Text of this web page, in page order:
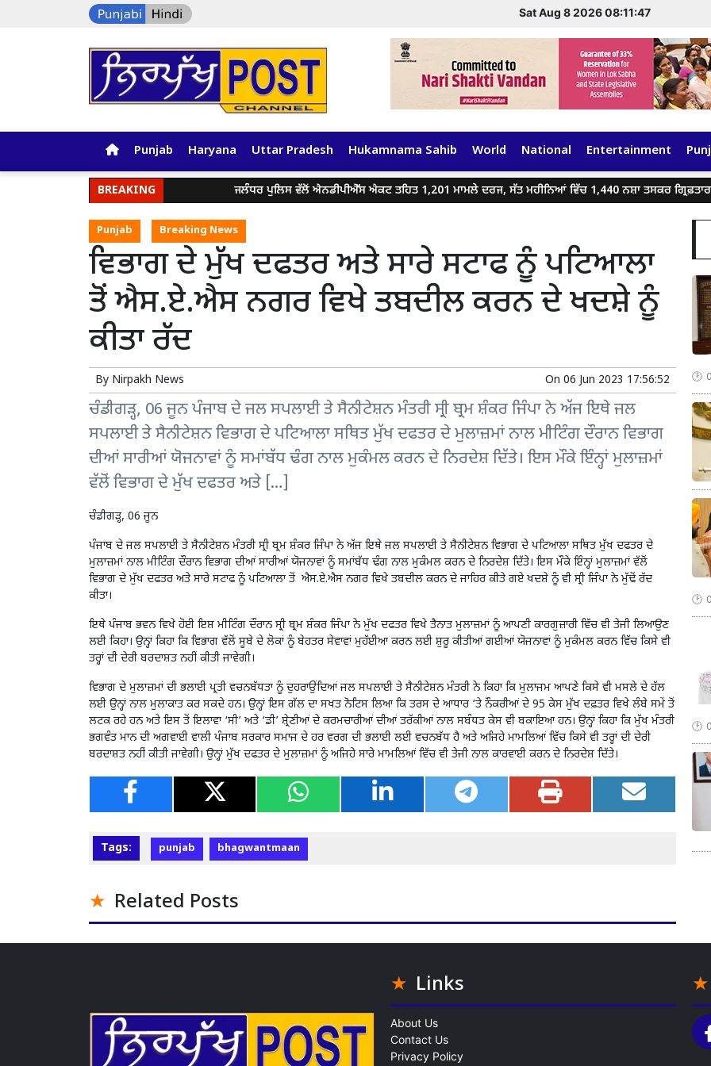
Sat Aug 8 2026 08:11:48
Punjab Haryana Uttar Pradesh Hukamnama Sahib World National Entertainment
BREAKING ਜਲੰਧਰ ਪੁਲਿਸ ਵੱਲੋਂ ਐਨਡੀਪੀਐੱਸ ਐਕਟ ਤਹਿਤ 1,201 ਮਾਮਲੇ ਦਰਜ, ਸੱਤ ਮਹੀਨਿਆਂ ਵਿੱਚ 1,440 ਨਸ਼ਾ ਤਸਕਰ ਗ੍ਰਿਫ਼ਤਾਰ
Punjab Breaking News
ਵਿਭਾਗ ਦੇ ਮੁੱਖ ਦਫਤਰ ਅਤੇ ਸਾਰੇ ਸਟਾਫ ਨੂੰ ਪਟਿਆਲਾ
ਤੋਂ ਐਸ.ਏ.ਐਸ ਨਗਰ ਵਿਖੇ ਤਬਦੀਲ ਕਰਨ ਦੇ ਖਦਸ਼ੇ ਨੂੰ
ਕੀਤਾ ਰੱਦ
By Nirpakh News On 06 Jun 2023 17:56:52
ਚੰਡੀਗੜ੍ਹ, 06 ਜੂਨ ਪੰਜਾਬ ਦੇ ਜਲ ਸਪਲਾਈ ਤੇ ਸੈਨੀਟੇਸ਼ਨ ਮੰਤਰੀ ਸ੍ਰੀ ਬ੍ਰਮ ਸ਼ੰਕਰ ਜਿੰਪਾ ਨੇ ਅੱਜ ਇਥੇ ਜਲ
ਸਪਲਾਈ ਤੇ ਸੈਨੀਟੇਸ਼ਨ ਵਿਭਾਗ ਦੇ ਪਟਿਆਲਾ ਸਥਿਤ ਮੁੱਖ ਦਫਤਰ ਦੇ ਮੁਲਾਜ਼ਮਾਂ ਨਾਲ ਮੀਟਿੰਗ ਦੌਰਾਨ ਵਿਭਾਗ
ਦੀਆਂ ਸਾਰੀਆਂ ਯੋਜਨਾਵਾਂ ਨੂੰ ਸਮਾਂਬੱਧ ਢੰਗ ਨਾਲ ਮੁਕੰਮਲ ਕਰਨ ਦੇ ਨਿਰਦੇਸ਼ ਦਿੱਤੇ। ਇਸ ਮੌਕੇ ਇੰਨ੍ਹਾਂ ਮੁਲਾਜ਼ਮਾਂ
ਵੱਲੋਂ ਵਿਭਾਗ ਦੇ ਮੁੱਖ ਦਫਤਰ ਅਤੇ […]
ਚੰਡੀਗੜ੍ਹ, 06 ਜੂਨ
ਪੰਜਾਬ ਦੇ ਜਲ ਸਪਲਾਈ ਤੇ ਸੈਨੀਟੇਸ਼ਨ ਮੰਤਰੀ ਸ੍ਰੀ ਬ੍ਰਮ ਸ਼ੰਕਰ ਜਿੰਪਾ ਨੇ ਅੱਜ ਇਥੇ ਜਲ ਸਪਲਾਈ ਤੇ ਸੈਨੀਟੇਸ਼ਨ ਵਿਭਾਗ ਦੇ ਪਟਿਆਲਾ ਸਥਿਤ ਮੁੱਖ ਦਫਤਰ ਦੇ
ਮੁਲਾਜ਼ਮਾਂ ਨਾਲ ਮੀਟਿੰਗ ਦੌਰਾਨ ਵਿਭਾਗ ਦੀਆਂ ਸਾਰੀਆਂ ਯੋਜਨਾਵਾਂ ਨੂੰ ਸਮਾਂਬੱਧ ਢੰਗ ਨਾਲ ਮੁਕੰਮਲ ਕਰਨ ਦੇ ਨਿਰਦੇਸ਼ ਦਿੱਤੇ। ਇਸ ਮੌਕੇ ਇੰਨ੍ਹਾਂ ਮੁਲਾਜ਼ਮਾਂ ਵੱਲੋਂ
ਵਿਭਾਗ ਦੇ ਮੁੱਖ ਦਫਤਰ ਅਤੇ ਸਾਰੇ ਸਟਾਫ ਨੂੰ ਪਟਿਆਲਾ ਤੋਂ ਐਸ.ਏ.ਐਸ ਨਗਰ ਵਿਖੇ ਤਬਦੀਲ ਕਰਨ ਦੇ ਜਾਹਿਰ ਕੀਤੇ ਗਏ ਖਦਸ਼ੇ ਨੂੰ ਵੀ ਸ੍ਰੀ ਜਿੰਪਾ ਨੇ ਮੁੱਢੋਂ ਰੱਦ
ਕੀਤਾ।
ਇਥੇ ਪੰਜਾਬ ਭਵਨ ਵਿਖੇ ਹੋਈ ਇਸ਼ ਮੀਟਿੰਗ ਦੌਰਾਨ ਸ੍ਰੀ ਬ੍ਰਮ ਸ਼ੰਕਰ ਜਿੰਪਾ ਨੇ ਮੁੱਖ ਦਫਤਰ ਵਿਖੇ ਤੈਨਾਤ ਮੁਲਾਜ਼ਮਾਂ ਨੂੰ ਆਪਣੀ ਕਾਰਗੁਜ਼ਾਰੀ ਵਿੱਚ ਵੀ ਤੇਜੀ ਲਿਆਉਣ
ਲਈ ਕਿਹਾ। ਉਨ੍ਹਾਂ ਕਿਹਾ ਕਿ ਵਿਭਾਗ ਵੱਲੋਂ ਸੂਬੇ ਦੇ ਲੋਕਾਂ ਨੂੰ ਬੇਹਤਰ ਸੇਵਾਵਾਂ ਮੁਹੱਈਆ ਕਰਨ ਲਈ ਸ਼ੁਰੂ ਕੀਤੀਆਂ ਗਈਆਂ ਯੋਜਨਾਵਾਂ ਨੂੰ ਮੁਕੰਮਲ ਕਰਨ ਵਿੱਚ ਕਿਸੇ ਵੀ
ਤਰ੍ਹਾਂ ਦੀ ਦੇਰੀ ਬਰਦਾਸ਼ਤ ਨਹੀਂ ਕੀਤੀ ਜਾਵੇਗੀ।
ਵਿਭਾਗ ਦੇ ਮੁਲਾਜ਼ਮਾਂ ਦੀ ਭਲਾਈ ਪ੍ਰਤੀ ਵਚਨਬੱਧਤਾ ਨੂੰ ਦੁਹਰਾਉਂਦਿਆਂ ਜਲ ਸਪਲਾਈ ਤੇ ਸੈਨੀਟੇਸ਼ਨ ਮੰਤਰੀ ਨੇ ਕਿਹਾ ਕਿ ਮੁਲਾਜਮ ਆਪਣੇ ਕਿਸੇ ਵੀ ਮਸਲੇ ਦੇ ਹੱਲ
ਲਈ ਉਨ੍ਹਾਂ ਨਾਲ ਮੁਲਾਕਾਤ ਕਰ ਸਕਦੇ ਹਨ। ਉਨ੍ਹਾਂ ਇਸ ਗੱਲ ਦਾ ਸਖਤ ਨੋਟਿਸ ਲਿਆ ਕਿ ਤਰਸ ਦੇ ਆਧਾਰ ‘ਤੇ ਨੌਕਰੀਆਂ ਦੇ 95 ਕੇਸ ਮੁੱਖ ਦਫ਼ਤਰ ਵਿਖੇ ਲੰਬੇ ਸਮੇਂ ਤੋਂ
ਲਟਕ ਰਹੇ ਹਨ ਅਤੇ ਇਸ ਤੋਂ ਇਲਾਵਾ ‘ਸੀ’ ਅਤੇ ‘ਡੀ’ ਸ਼੍ਰੇਣੀਆਂ ਦੇ ਕਰਮਚਾਰੀਆਂ ਦੀਆਂ ਤਰੱਕੀਆਂ ਨਾਲ ਸਬੰਧਤ ਕੇਸ ਵੀ ਬਕਾਇਆ ਹਨ। ਉਨ੍ਹਾਂ ਕਿਹਾ ਕਿ ਮੁੱਖ ਮੰਤਰੀ
ਭਗਵੰਤ ਮਾਨ ਦੀ ਅਗਵਾਈ ਵਾਲੀ ਪੰਜਾਬ ਸਰਕਾਰ ਸਮਾਜ ਦੇ ਹਰ ਵਰਗ ਦੀ ਭਲਾਈ ਲਈ ਵਚਨਬੱਧ ਹੈ ਅਤੇ ਅਜਿਹੇ ਮਾਮਲਿਆਂ ਵਿੱਚ ਕਿਸੇ ਵੀ ਤਰ੍ਹਾਂ ਦੀ ਦੇਰੀ
ਬਰਦਾਸ਼ਤ ਨਹੀਂ ਕੀਤੀ ਜਾਵੇਗੀ। ਉਨ੍ਹਾਂ ਮੁੱਖ ਦਫਤਰ ਦੇ ਮੁਲਾਜ਼ਮਾਂ ਨੂੰ ਅਜਿਹੇ ਸਾਰੇ ਮਾਮਲਿਆਂ ਵਿੱਚ ਵੀ ਤੇਜੀ ਨਾਲ ਕਾਰਵਾਈ ਕਰਨ ਦੇ ਨਿਰਦੇਸ਼ ਦਿੱਤੇ।
Tags: punjab bhagwantmaan
Related Posts
Links
About Us
Contact Us
Privacy Policy